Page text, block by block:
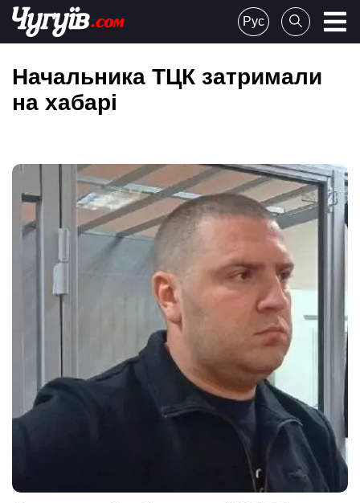
Skip
content
Chuguiv
Рус
Начальника ТЦК затримали
на хабарі